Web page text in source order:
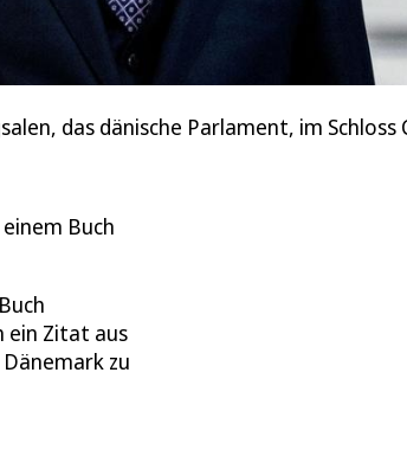
das dänische Parlament, im Schloss
Buch
ein Zitat aus
zu